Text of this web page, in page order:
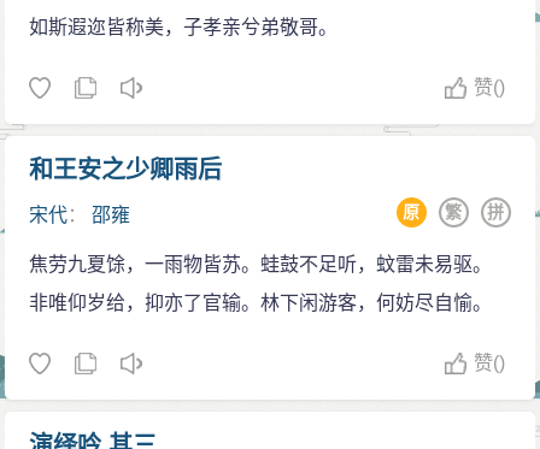
嘉祐七年（1062年），邵雍移居王拱辰、富弼和司
马光等人出资为其在洛阳天宫寺西天津桥南置办的园
宅。从此邵雍在园地上自耕自种，过上了自给自足的生
活，并为自宅起名为“安乐窝”，并自号为“安乐先生”。
天常不出门，出门常乘一小车，让人拉着，随意而行。
士大夫家对邵雍的车轮声都非常熟悉，争相迎候，连小
孩子、老人和那些仆人、衙役们都会欢愉的说“我家先生
如斯遐迩皆称美，子孝亲兮弟敬哥。
赞()
和王安之少卿雨后
宋代：邵雍 拼
繁
原
焦劳九夏馀，一雨物皆苏。蛙鼓不足听，蚊雷未易驱。
非唯仰岁给，抑亦了官输。林下闲游客，何妨尽自愉。
赞()